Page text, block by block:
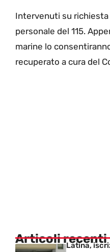
Intervenuti su richiesta
personale del 115.
marine lo
recuperato a cura del
Articoli recenti
Latina,